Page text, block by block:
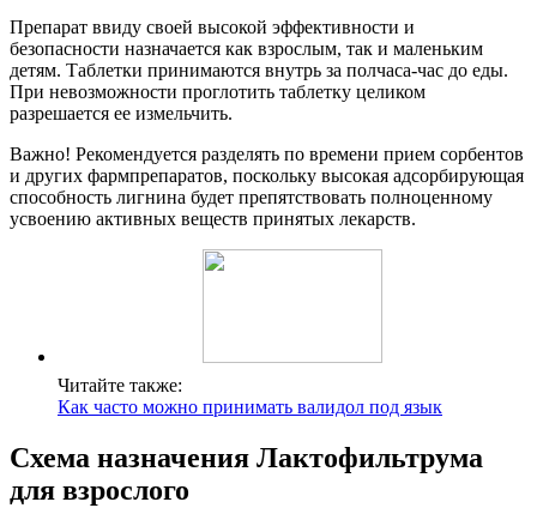
Препарат ввиду своей высокой эффективности и
безопасности назначается как взрослым, так и маленьким
детям. Таблетки принимаются внутрь за полчаса-час до еды.
При невозможности проглотить таблетку целиком
разрешается ее измельчить.
Важно! Рекомендуется разделять по времени прием сорбентов
и других фармпрепаратов, поскольку высокая адсорбирующая
способность лигнина будет препятствовать полноценному
усвоению активных веществ принятых лекарств.
Читайте также:
Как часто можно принимать валидол под язык
Схема назначения Лактофильтрума
для взрослого